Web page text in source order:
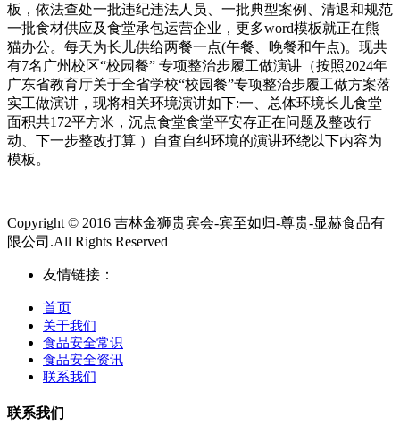
板，依法查处一批违纪违法人员、一批典型案例、清退和规范
一批食材供应及食堂承包运营企业，更多word模板就正在熊
猫办公。每天为长儿供给两餐一点(午餐、晚餐和午点)。现共
有7名广州校区“校园餐” 专项整治步履工做演讲（按照2024年
广东省教育厅关于全省学校“校园餐”专项整治步履工做方案落
实工做演讲，现将相关环境演讲如下:一、总体环境长儿食堂
面积共172平方米，沉点食堂食堂平安存正在问题及整改行
动、下一步整改打算 ）自査自纠环境的演讲环绕以下内容为
模板。
Copyright © 2016 吉林金狮贵宾会-宾至如归-尊贵-显赫食品有
限公司.All Rights Reserved
友情链接：
首页
关于我们
食品安全常识
食品安全资讯
联系我们
联系我们